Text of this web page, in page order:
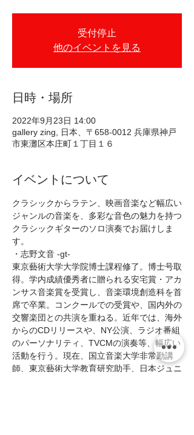
受付停止
他のイベントを見る
日時・場所
2022年9月23日 14:00
gallery zing, 日本、〒658-0012 兵庫県神戸
市東灘区本庄町１丁目１６
イベントについて
クラシックからラテン、映画音楽など幅広い
ジャンルの音楽を、多彩な音色の魅力を持つ
クラシックギターのソロ演奏でお届けしま
す。
・志野文音 -gt-
東京藝術大学大学院博士課程修了。博士号取
得。学内成績優秀者に贈られる安宅賞・アカ
ンサス音楽賞を受賞し、音楽環境創造科を首
席で卒業。コンクールでの受賞や、国内外の
交響楽団との共演を重ねる。近年では、海外
からのCDリリースや、NY公演、ラジオ番組
のパーソナリティ、TVCMの演奏等、幅広い
活動を行う。現在、国立音楽大学非常勤講
師、東京藝術大学教育研究助手、日本ジュニ